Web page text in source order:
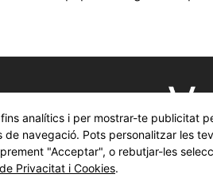
Tots els
analítics i per mostrar-te publicitat
navegació. Pots personalitzar les
"Acceptar", o rebutjar-les
Privacitat i Cookies.